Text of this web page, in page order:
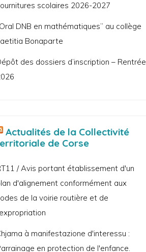
scolaires 2026-2027
DNB en mathématiques” au collège
Bonaparte
des dossiers d’inscription – Rentrée
Actualités de la Collectivité
de Corse
/ Avis portant établissement d'un
d'alignement conformément aux
de la voirie routière et de
à manifestazione d'interessu :
en protection de l'enfance.